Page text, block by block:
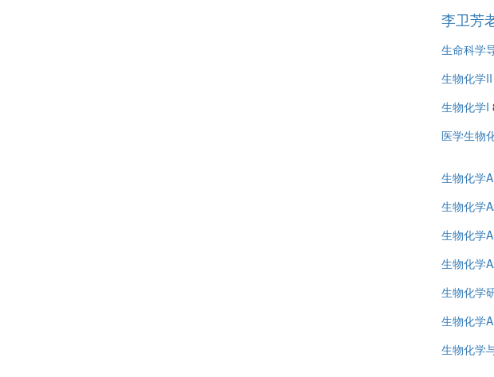
李卫芳
生命科学
生物化学II
生物化学I
医学生物
生物化学
生物化学
生物化学
生物化学
生物化学
生物化学
生物化学